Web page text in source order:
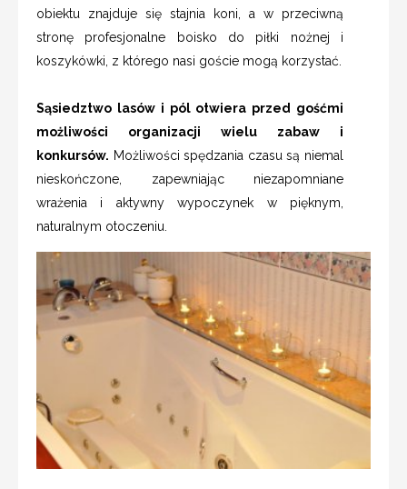
obiektu znajduje się stajnia koni, a w przeciwną
stronę profesjonalne boisko do piłki nożnej i
koszykówki, z którego nasi goście mogą korzystać.
Sąsiedztwo lasów i pól otwiera przed gośćmi
możliwości organizacji wielu zabaw i
konkursów. Możliwości spędzania czasu są niemal
nieskończone, zapewniając niezapomniane
wrażenia i aktywny wypoczynek w pięknym,
naturalnym otoczeniu.